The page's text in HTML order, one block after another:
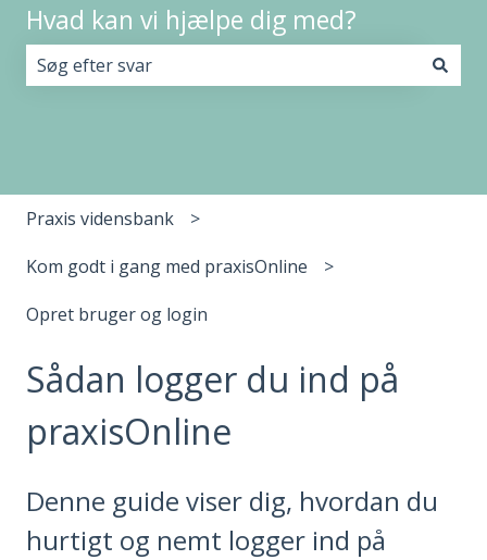
Hvad kan vi hjælpe dig med?
Praxis vidensbank
Kom godt i gang med praxisOnline
Opret bruger og login
Sådan logger du ind på
praxisOnline
Denne guide viser dig, hvordan du
hurtigt og nemt logger ind på